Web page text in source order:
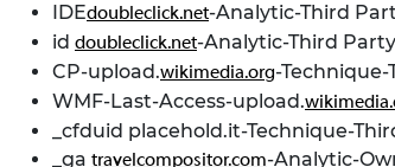
IDEdoubleclick.net-Analytic-Third
id doubleclick.net-Analytic-Third
CP-upload.wikimedia.org-Technique-
WMF-Last-Access-upload.
_cfduid placehold.it-Technique-
_ga travelcompositor.com-Analytic-